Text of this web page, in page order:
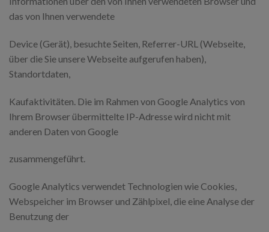
das von Ihnen verwendete
Device (Gerät), besuchte Seiten, Referrer-URL (Webseite,
über die Sie unsere Webseite aufgerufen haben),
Standortdaten,
Kaufaktivitäten. Die im Rahmen von Google Analytics von
Ihrem Browser übermittelte IP-Adresse wird nicht mit
anderen Daten von Google
zusammengeführt.
Google Analytics verwendet Technologien wie Cookies,
Webspeicher im Browser und Zählpixel, die eine Analyse der
Benutzung der